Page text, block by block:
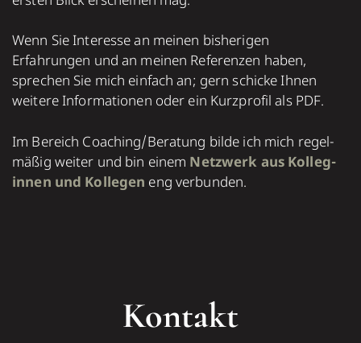
Wenn Sie Interesse an meinen bisherigen
Erfahrungen und an meinen Referenzen haben,
sprechen Sie mich einfach an; gern schicke Ihnen
weitere Informationen oder ein Kurzprofil als PDF.
Im Bereich Coaching/Bera­tung bilde ich mich regel­
mä­ßig wei­ter und bin einem Netz­werk aus Kol­leg­
in­nen und Kol­le­gen eng ver­bun­den.
Kontakt